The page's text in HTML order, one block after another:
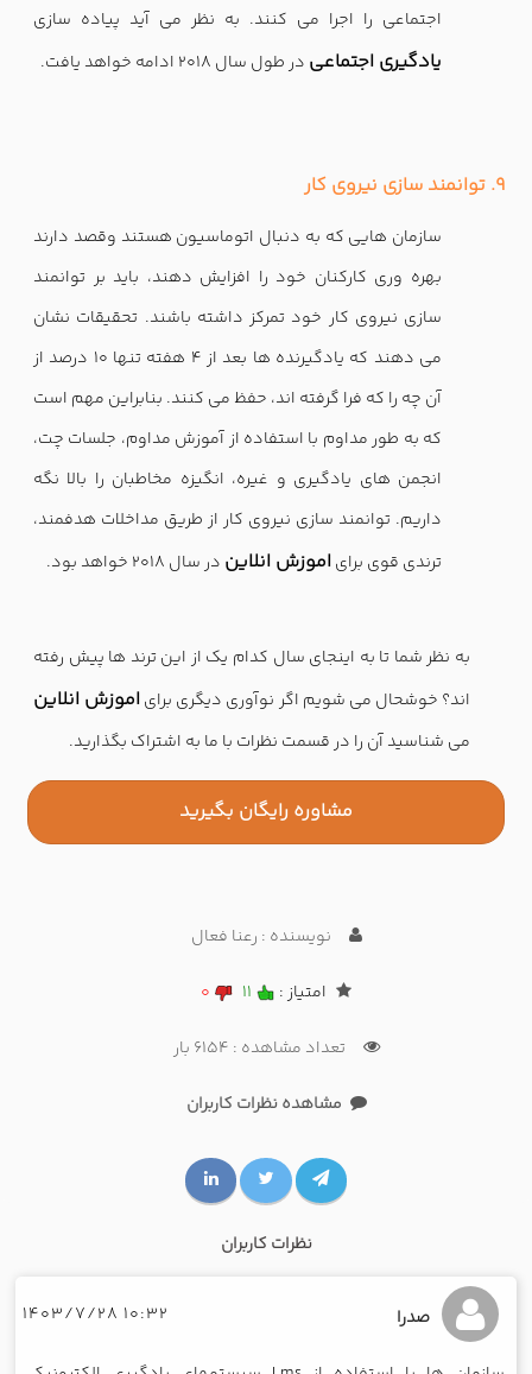
اجتماعی را اجرا می کنند. به نظر می آید پیاده سازی
یادگیری اجتماعی در طول سال 2018 ادامه خواهد یافت.
9. توانمند سازی نیروی کار
سازمان هایی که به دنبال اتوماسیون هستند وقصد دارند
بهره وری کارکنان خود را افزایش دهند، باید بر توانمند
سازی نیروی کار خود تمرکز داشته باشند. تحقیقات نشان
می دهند که یادگیرنده ها بعد از 4 هفته تنها 10 درصد از
آن چه را که فرا گرفته اند، حفظ می کنند. بنابراین مهم است
که به طور مداوم با استفاده از آموزش مداوم، جلسات چت،
انجمن های یادگیری و غیره، انگیزه مخاطبان را بالا نگه
داریم. توانمند سازی نیروی کار از طریق مداخلات هدفمند،
ترندی قوی برایاموزش انلاین در سال 2018 خواهد بود.
به نظر شما تا به اینجای سال کدام یک از این ترند ها پیش رفته
اند؟ خوشحال می شویم اگر نوآوری دیگری برایاموزش انلاین
می شناسید آن را در قسمت نظرات با ما به اشتراک بگذارید.
مشاوره رایگان بگیرید
نویسنده : رعنا فعال
امتیاز : 11
0
تعداد مشاهده : 6154 بار
مشاهده نظرات کاربران
نظرات کاربران
صدرا 10:32 1403/7/28